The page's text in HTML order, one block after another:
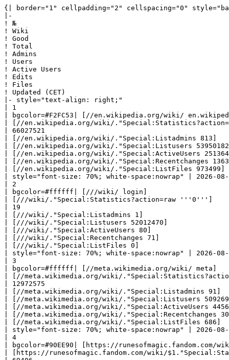
{| border="1" cellpadding="2" cellspacing="0" style="background: #f9f9f9; border: 1px solid #aaaaaa; border-collapse: collapse; white-space: nowrap; text-align: left" class="sortable"
|-
! №
! Wiki
! Good
! Total
! Admins
! Users
! Active Users
! Edits
! Files
! Updated (CET)
|- style="text-align: right;"
| 1
| bgcolor=#F2FC53| [//en.wikipedia.org/wiki/ en.wikipedia] 
| [//en.wikipedia.org/wiki/."Special:Statistics?action=raw '''7219856''']
| 66027521
| [//en.wikipedia.org/wiki/."Special:Listadmins 813]
| [//en.wikipedia.org/wiki/."Special:Listusers 53950182]
| [//en.wikipedia.org/wiki/."Special:ActiveUsers 251364]
| [//en.wikipedia.org/wiki/."Special:Recentchanges 1363154561]
| [//en.wikipedia.org/wiki/."Special:ListFiles 973499]
| style="font-size: 70%; white-space:nowrap" | 2026-08-06 00:13:26|- style="text-align: right;"
| 2
| bgcolor=#ffffff| [///wiki/ login] 
| [///wiki/."Special:Statistics?action=raw '''0''']
| 19
| [///wiki/."Special:Listadmins 1]
| [///wiki/."Special:Listusers 52012470]
| [///wiki/."Special:ActiveUsers 80]
| [///wiki/."Special:Recentchanges 71]
| [///wiki/."Special:ListFiles 0]
| style="font-size: 70%; white-space:nowrap" | 2026-08-05 18:01:09|- style="text-align: right;"
| 3
| bgcolor=#ffffff| [//meta.wikimedia.org/wiki/ meta] 
| [//meta.wikimedia.org/wiki/."Special:Statistics?action=raw '''167028''']
| 12972575
| [//meta.wikimedia.org/wiki/."Special:Listadmins 91]
| [//meta.wikimedia.org/wiki/."Special:Listusers 50926965]
| [//meta.wikimedia.org/wiki/."Special:ActiveUsers 4456]
| [//meta.wikimedia.org/wiki/."Special:Recentchanges 30744850]
| [//meta.wikimedia.org/wiki/."Special:ListFiles 686]
| style="font-size: 70%; white-space:nowrap" | 2026-08-05 18:30:11|- style="text-align: right;"
| 4
| bgcolor=#90EE90| [https://runesofmagic.fandom.com/wiki/$1 Runes of Magic Wiki] 
| [https://runesofmagic.fandom.com/wiki/$1."Special:Statistics?action=raw '''32281''']
| 69406
| [https://runesofmagic.fandom.com/wiki/$1."Special:Listadmins 3]
| [https://runesofmagic.fandom.com/wiki/$1."Special:Listusers 42458260]
| [https://runesofmagic.fandom.com/wiki/$1."Special:ActiveUsers 2]
| [https://runesofmagic.fandom.com/wiki/$1."Special:Recentchanges 267005]
| [https://runesofmagic.fandom.com/wiki/$1."Special:ListFiles 14926]
| style="font-size: 70%; white-space:nowrap" | 2026-08-05 19:46:51|- style="text-align: right;"
| 5
| bgcolor=#90EE90| [https://swtor.fandom.com/wiki/$1 Star Wars: The Old Republic Wiki] 
| [https://swtor.fandom.com/wiki/$1."Special:Statistics?action=raw '''35841''']
| 81346
| [https://swtor.fandom.com/wiki/$1."Special:Listadmins 4]
| [https://swtor.fandom.com/wiki/$1."Special:Listusers 42457743]
| [https://swtor.fandom.com/wiki/$1."Special:ActiveUsers 1]
| [https://swtor.fandom.com/wiki/$1."Special:Recentchanges 651320]
| [https://swtor.fandom.com/wiki/$1."Special:ListFiles 13285]
| style="font-size: 70%; white-space:nowrap" | 2026-08-05 19:46:09|- style="text-align: right;"
| 6
|